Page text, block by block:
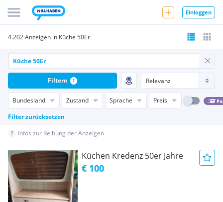
Einloggen
4.202 Anzeigen in Küche 50Er
Bundesland Zustand Sprache Preis
Filter zurücksetzen
Filtern 1
Infos zur Reihung der Anzeigen
Küchen Kredenz 50er Jahre
€ 100